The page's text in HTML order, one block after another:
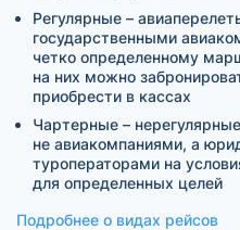
Регулярные –
государственными
четко определенному
на них можно
приобрести в кассах
Чартерные –
не авиакомпаниями, а
туроператорами на
для определенных целей
Подробнее о видах рейсов